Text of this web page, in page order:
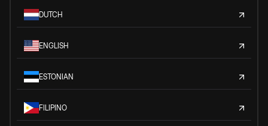
DUTCH
ENGLISH
ESTONIAN
FILIPINO